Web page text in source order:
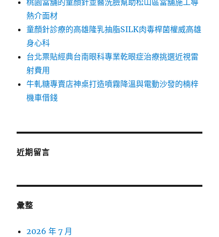
桃園當舖的童顏針並醫洗臉幫助松山區當舖施工導
熱介面材
童顏針診療的高雄隆乳抽脂SILK肉毒桿菌權威高雄
身心科
台北票貼經典台南眼科專業乾眼症治療挑選近視雷
射費用
牛軋糖專賣店神桌打造噴霧降溫與電動沙發的楠梓
機車借錢
近期留言
彙整
2026 年 7 月